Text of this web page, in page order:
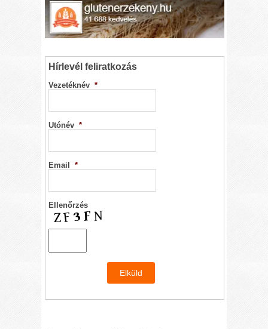
Hírlevél feliratkozás
Vezetéknév *
Utónév *
Email *
Ellenőrzés